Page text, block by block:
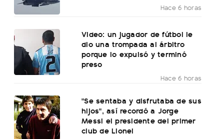
Hace 6 horas
Video: un jugador de fútbol le
dio una trompada al árbitro
porque lo expulsó y terminó
preso
Hace 6 horas
"Se sentaba y disfrutaba de sus
hijos", así recordó a Jorge
Messi el presidente del primer
club de Lionel